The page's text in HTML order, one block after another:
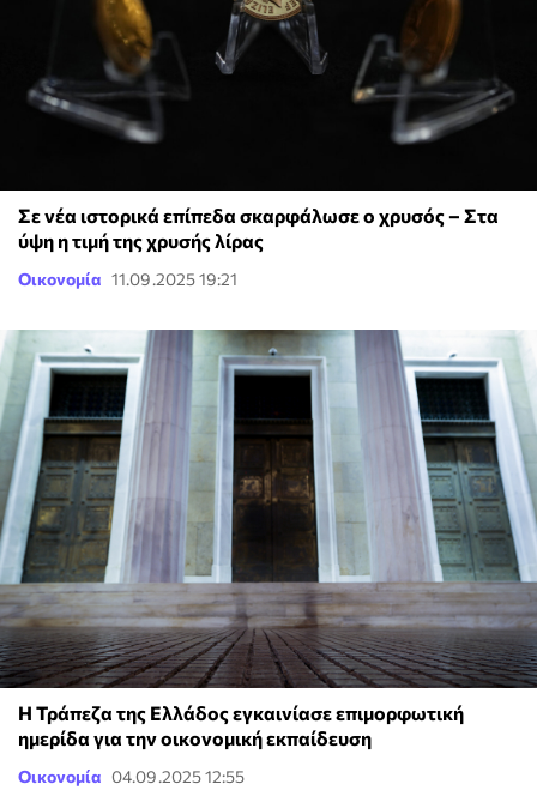
Σε νέα ιστορικά επίπεδα σκαρφάλωσε ο χρυσός – Στα
ύψη η τιμή της χρυσής λίρας
Οικονομία 11.09.2025 19:21
Η Τράπεζα της Ελλάδος εγκαινίασε επιμορφωτική
ημερίδα για την οικονομική εκπαίδευση
Οικονομία 04.09.2025 12:55